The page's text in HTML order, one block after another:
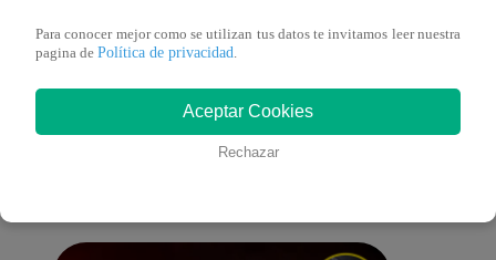
También te puede
interesar
Para conocer mejor como se utilizan tus datos te invitamos leer nuestra
pagina de Política de privacidad
Aceptar Cookies
Rechazar